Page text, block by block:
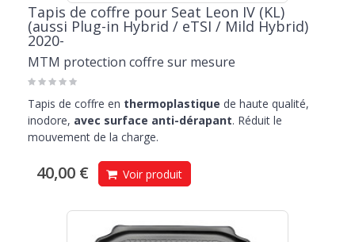
Tapis de coffre pour Seat Leon IV (KL)
(aussi Plug-in Hybrid / eTSI / Mild Hybrid)
2020-
MTM protection coffre sur mesure
Tapis de coffre en thermoplastique de haute qualité,
inodore, avec surface anti-dérapant. Réduit le
mouvement de la charge.
40,00 € Voir produit